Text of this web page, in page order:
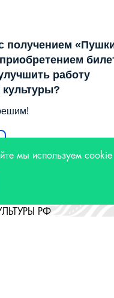
получением
работу
РФ
мы используем